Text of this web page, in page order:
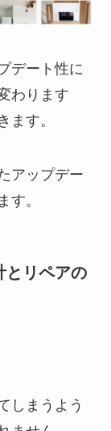
デート性に
わります
ます。
アップデー
す。
とリペアの
しまうよう